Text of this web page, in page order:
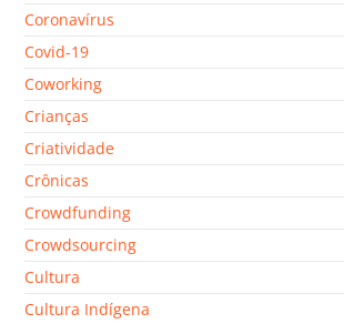
Coronavírus
Covid-19
Coworking
Crianças
Criatividade
Crônicas
Crowdfunding
Crowdsourcing
Cultura
Cultura Indígena